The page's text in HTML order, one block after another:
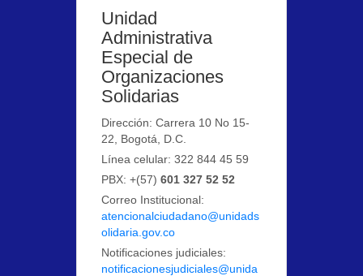
Unidad
Administrativa
Especial de
Organizaciones
Solidarias
Dirección: Carrera 10 No 15-
22, Bogotá, D.C.
Línea celular: 322 844 45 59
PBX: +(57)601 327 52 52
Correo Institucional:
atencionalciudadano@unidads
olidaria.gov.co
Notificaciones judiciales:
notificacionesjudiciales@unida